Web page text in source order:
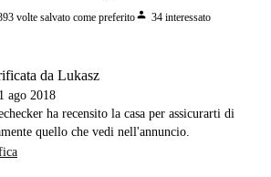
volte salvato come preferitoperson 34 interessato
da Lukasz
ago 2018
ha recensito la casa per assicurarti di
quello che vedi nell'annuncio.